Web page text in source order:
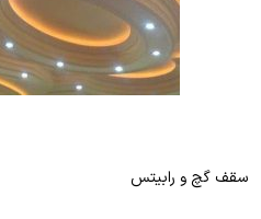
سقف گچ و رابیتس